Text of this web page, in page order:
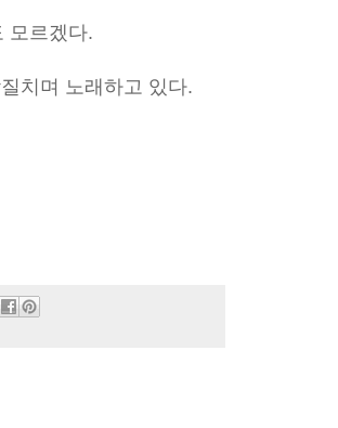
모르겠다.
치며 노래하고 있다.